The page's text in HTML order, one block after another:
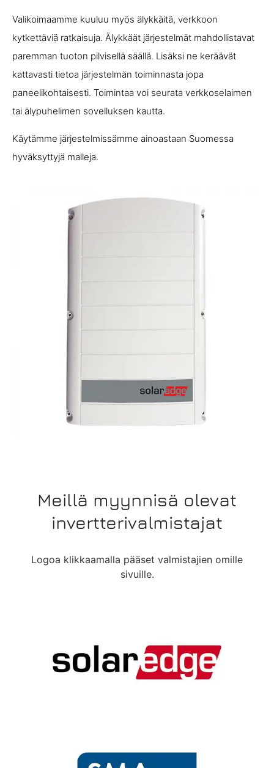
Valikoimaamme kuuluu myös älykkäitä, verkkoon
kytkettäviä ratkaisuja. Älykkäät järjestelmät mahdollistavat
paremman tuoton pilvisellä säällä. Lisäksi ne keräävät
kattavasti tietoa järjestelmän toiminnasta jopa
paneelikohtaisesti. Toimintaa voi seurata verkkoselaimen
tai älypuhelimen sovelluksen kautta.
Käytämme järjestelmissämme ainoastaan Suomessa
hyväksyttyjä malleja.
Meillä myynnisä olevat
invertterivalmistajat
Logoa klikkaamalla pääset valmistajien omille
sivuille.